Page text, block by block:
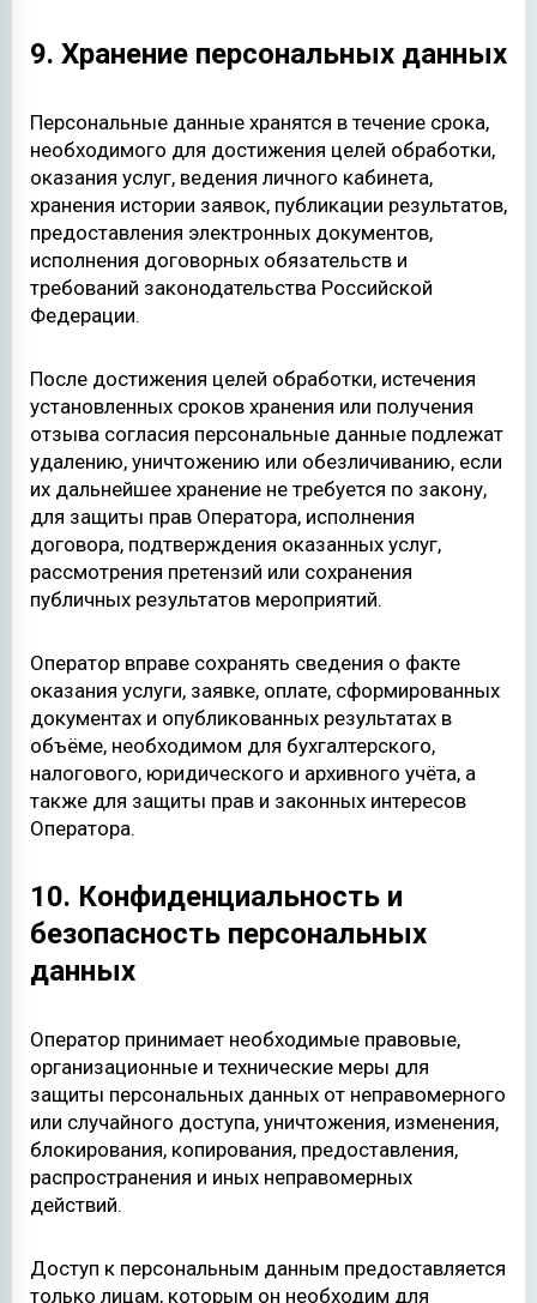
9. Хранение персональных данных
Персональные данные хранятся в течение срока,
необходимого для достижения целей обработки,
оказания услуг, ведения личного кабинета,
хранения истории заявок, публикации результатов,
предоставления электронных документов,
исполнения договорных обязательств и
требований законодательства Российской
Федерации.
После достижения целей обработки, истечения
установленных сроков хранения или получения
отзыва согласия персональные данные подлежат
удалению, уничтожению или обезличиванию, если
их дальнейшее хранение не требуется по закону,
для защиты прав Оператора, исполнения
договора, подтверждения оказанных услуг,
рассмотрения претензий или сохранения
публичных результатов мероприятий.
Оператор вправе сохранять сведения о факте
оказания услуги, заявке, оплате, сформированных
документах и опубликованных результатах в
объёме, необходимом для бухгалтерского,
налогового, юридического и архивного учёта, а
также для защиты прав и законных интересов
Оператора.
10. Конфиденциальность и
безопасность персональных
данных
Оператор принимает необходимые правовые,
организационные и технические меры для
защиты персональных данных от неправомерного
или случайного доступа, уничтожения, изменения,
блокирования, копирования, предоставления,
распространения и иных неправомерных
действий.
Доступ к персональным данным предоставляется
только лицам, которым он необходим для